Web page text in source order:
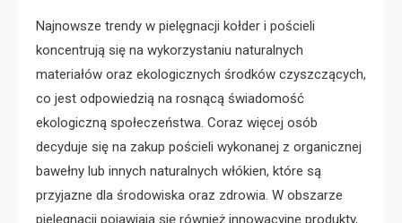
Najnowsze trendy w pielęgnacji kołder i pościeli
koncentrują się na wykorzystaniu naturalnych
materiałów oraz ekologicznych środków czyszczących,
co jest odpowiedzią na rosnącą świadomość
ekologiczną społeczeństwa. Coraz więcej osób
decyduje się na zakup pościeli wykonanej z organicznej
bawełny lub innych naturalnych włókien, które są
przyjazne dla środowiska oraz zdrowia. W obszarze
pielęgnacji pojawiają się również innowacyjne produkty,